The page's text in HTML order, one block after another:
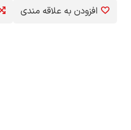
افزودن به علاقه مندی